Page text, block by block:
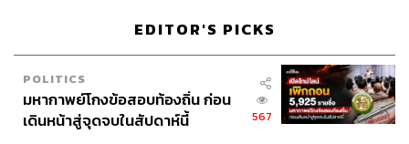
EDITOR'S PICKS
POLITICS
มหากาพย์โกงข้อสอบท้องถิ่น ก่อน
เดินหน้าสู่จุดจบในสัปดาห์นี้
567